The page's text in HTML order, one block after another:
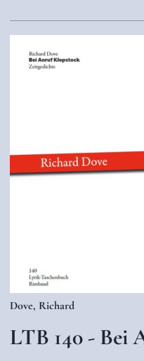
Dove, Richard
LTB 140 - Bei